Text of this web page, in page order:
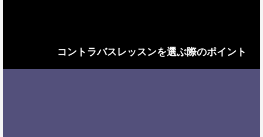
コントラバスレッスンを選ぶ際のポイント